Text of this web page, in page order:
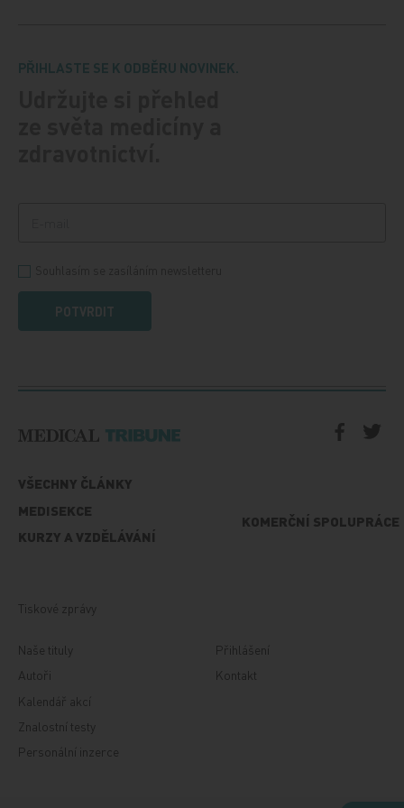
PŘIHLASTE SE K ODBĚRU NOVINEK.
POTVRDIT
VŠECHNY ČLÁNKY
MEDISEKCE
KURZY A VZDĚLÁVÁNÍ
KOMERČNÍ SPOLUPRÁCE
Tiskové zprávy
Naše tituly
Autoři
Kalendář akcí
Znalostní testy
Personální inzerce
Přihlášení
Kontakt